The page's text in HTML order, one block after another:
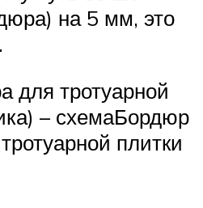
на 5 мм, это
для тротуарной
– схемаБордюр
плитки